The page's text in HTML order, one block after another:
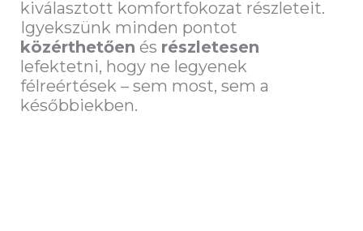
kiválasztott komfortfokozat részleteit.
Igyekszünk minden pontot
közérthetően és részletesen
lefektetni, hogy ne legyenek
félreértések – sem most, sem a
későbbiekben.